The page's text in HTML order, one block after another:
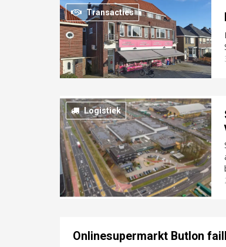
Transacties
Logistiek
Onlinesupermarkt Butlon